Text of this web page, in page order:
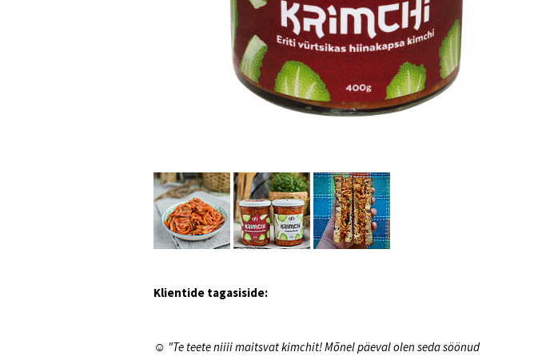
Klientide tagasiside:
☺ "Te teete niiii maitsvat kimchit! Mõnel päeval olen seda söönud